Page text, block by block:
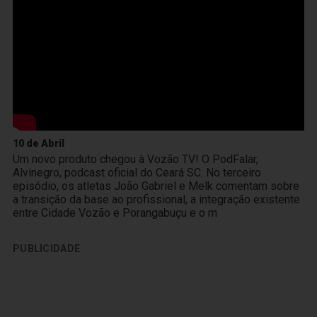
10 de Abril
Um novo produto chegou à Vozão TV! O PodFalar,
Alvinegro, podcast oficial do Ceará SC. No terceiro
episódio, os atletas João Gabriel e Melk comentam sobre
a transição da base ao profissional, a integração existente
entre Cidade Vozão e Porangabuçu e o m
PUBLICIDADE